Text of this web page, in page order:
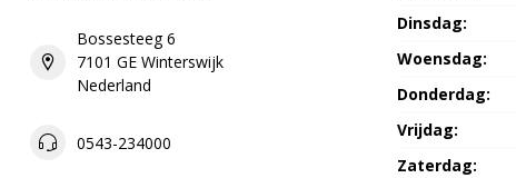
Bossesteeg 6
7101 GE Winterswijk
Nederland
0543-234000
Dinsdag:
Woensdag:
Donderdag:
Vrijdag:
Zaterdag: